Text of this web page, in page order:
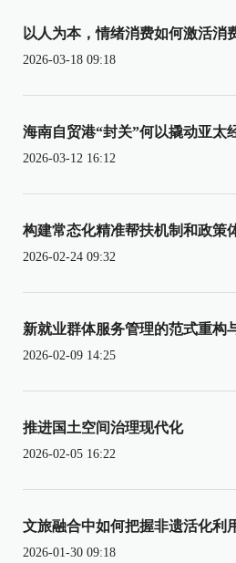
以人为本，情绪消费如何激活消
2026-03-18 09:18
海南自贸港“封关”何以撬动亚太
2026-03-12 16:12
构建常态化精准帮扶机制和政策
2026-02-24 09:32
新就业群体服务管理的范式重构
2026-02-09 14:25
推进国土空间治理现代化
2026-02-05 16:22
文旅融合中如何把握非遗活化利
2026-01-30 09:18